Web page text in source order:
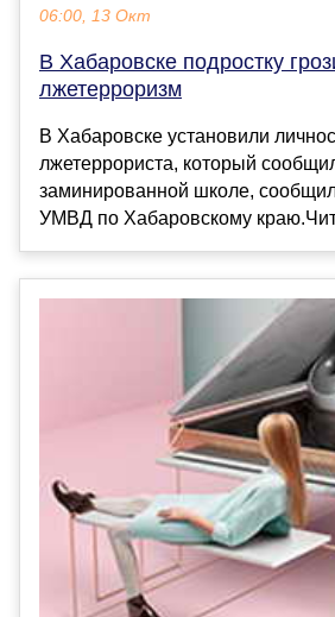
06:00, 13 Окт
В Хабаровске подростку
лжетерроризм
В Хабаровске установили
лжетеррориста, который
заминированной школе,
УМВД по Хабаровскому